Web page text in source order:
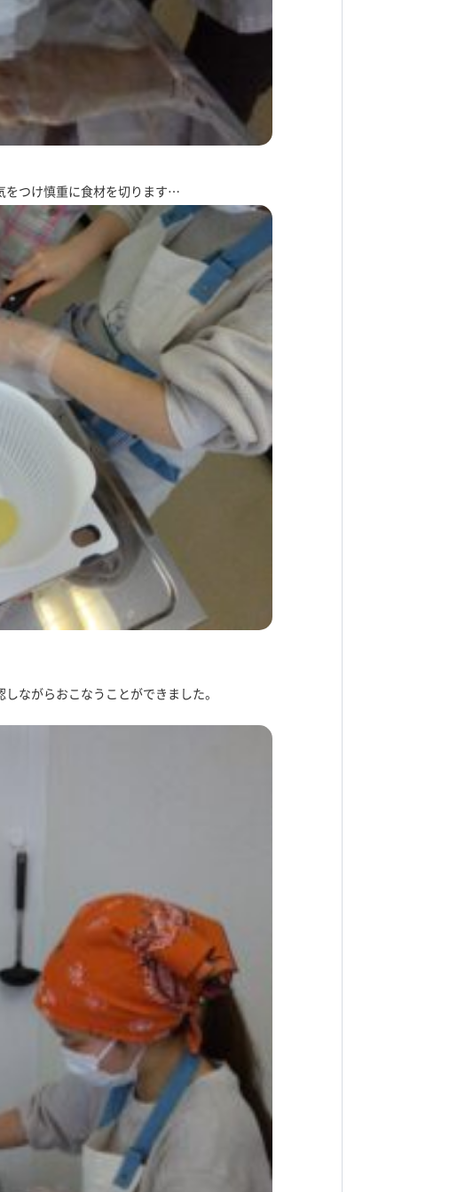
をつけ慎重に食材を切ります…
ながらおこなうことができました。